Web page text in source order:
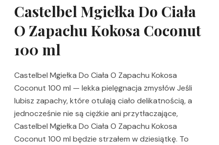
Castelbel Mgiełka Do Ciała
O Zapachu Kokosa Coconut
100 ml
Castelbel Mgiełka Do Ciała O Zapachu Kokosa
Coconut 100 ml — lekka pielęgnacja zmysłów Jeśli
lubisz zapachy, które otulają ciało delikatnością, a
jednocześnie nie są ciężkie ani przytłaczające,
Castelbel Mgiełka Do Ciała O Zapachu Kokosa
Coconut 100 ml będzie strzałem w dziesiątkę. To